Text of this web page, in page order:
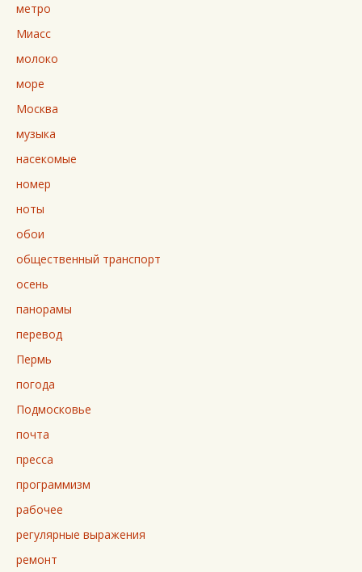
метро
Миасс
молоко
море
Москва
музыка
насекомые
номер
ноты
обои
общественный транспорт
осень
панорамы
перевод
Пермь
погода
Подмосковье
почта
пресса
программизм
рабочее
регулярные выражения
ремонт